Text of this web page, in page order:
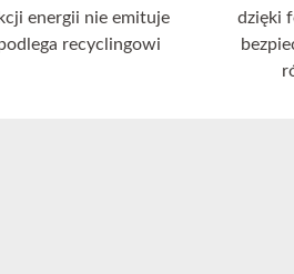
energii nie emituje
recyclingowi
dzięki